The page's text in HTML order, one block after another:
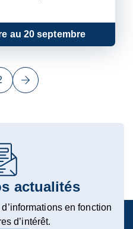
au 20 septembre
Page
actualités
en fonction
d’intérêt.